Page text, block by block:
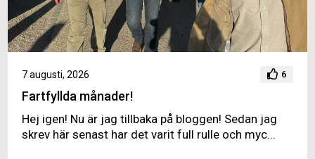
7 augusti, 2026 6
Fartfyllda månader!
Hej igen! Nu är jag tillbaka på bloggen! Sedan jag
skrev här senast har det varit full rulle och myc...